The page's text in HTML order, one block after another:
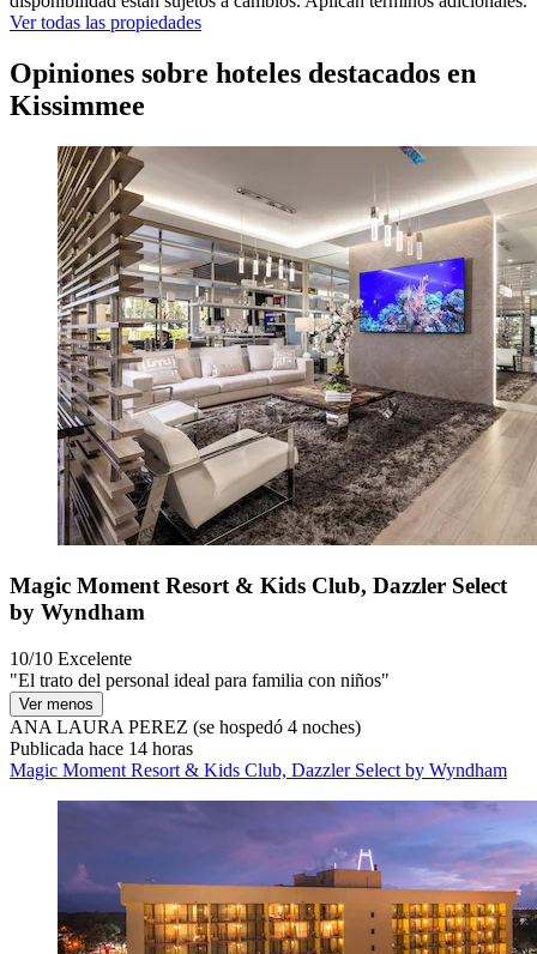
Ver todas las propiedades
Opiniones sobre hoteles destacados en
Kissimmee
Magic Moment Resort & Kids Club, Dazzler Select
by Wyndham
10/10 Excelente
"El trato del personal ideal para familia con niños"
Ver menos
ANA LAURA PEREZ (se hospedó 4 noches)
Publicada hace 14 horas
Magic Moment Resort & Kids Club, Dazzler Select by Wyndham